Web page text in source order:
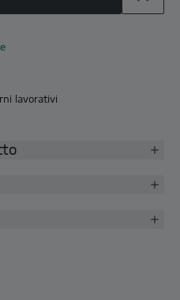
lavorativi